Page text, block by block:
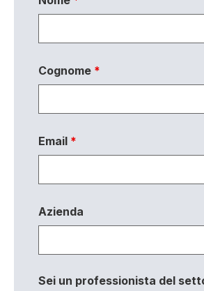
Cognome *
Email *
Azienda
Sei un professionista del